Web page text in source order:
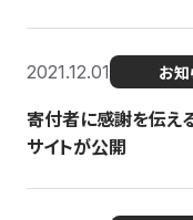
2021.12.01 お知
寄付者に感謝を伝え
サイトが公開